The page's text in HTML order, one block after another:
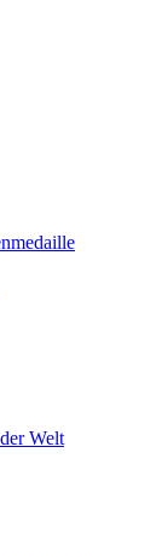
Welt